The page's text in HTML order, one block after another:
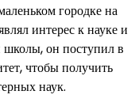
городке на
интерес к науке и
школы, он поступил в
чтобы получить
наук.